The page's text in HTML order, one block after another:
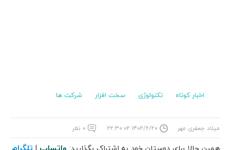
اخبار کوتاه تکنولوژی سخت افزار شرکت ها
میلاد جعفری مهر ۱۴۰۲/۶/۲۰ ۲۲:۳۰:۰۲ ۰ نظر